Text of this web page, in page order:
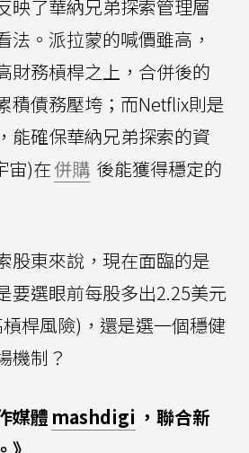
映了華納兄弟探索管理層
法。派拉蒙的喊價雖高，
財務槓桿之上，合併後的
積債務壓垮；而Netflix則是
能確保華納兄弟探索的資
宙)在併購 後能獲得穩定的
股東來說，現在面臨的是
要選眼前每股多出2.25美元
桿風險)，還是選一個穩健
機制？
媒體 mashdigi ，聯合新